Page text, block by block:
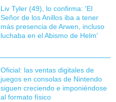
Liv Tyler (49), lo confirma: 'El
Señor de los Anillos iba a tener
más presencia de Arwen, incluso
luchaba en el Abismo de Helm'
Oficial: las ventas digitales de
juegos en consolas de Nintendo
siguen creciendo e imponiéndose
al formato físico